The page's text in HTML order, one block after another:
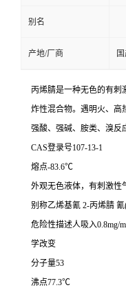
别名
产地/厂商
丙烯腈是一种无色的有刺
炸性混合物。遇明火、高
强酸、强碱、胺类、溴反
CAS登录号107-13-1
熔点-83.6℃
外观无色液体，有刺激性
别称乙烯基氰 2-丙烯腈
危险性描述人吸入0.8mg/
学改变
分子量53
沸点77.3℃